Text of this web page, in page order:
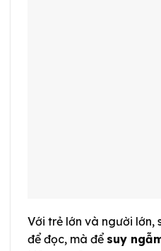
Với trẻ lớn và người lớn,
để đọc, mà để suy